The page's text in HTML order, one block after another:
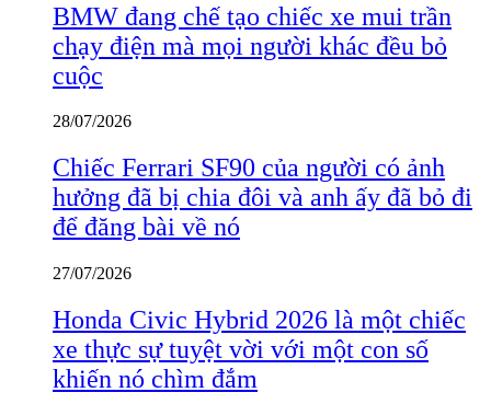
BMW đang chế tạo chiếc xe mui trần
chạy điện mà mọi người khác đều bỏ
cuộc
28/07/2026
Chiếc Ferrari SF90 của người có ảnh
hưởng đã bị chia đôi và anh ấy đã bỏ đi
để đăng bài về nó
27/07/2026
Honda Civic Hybrid 2026 là một chiếc
xe thực sự tuyệt vời với một con số
khiến nó chìm đắm